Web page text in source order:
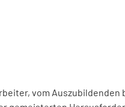
vom Auszubildenden